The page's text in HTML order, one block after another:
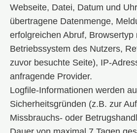
Webseite, Datei, Datum und
übertragene Datenmenge,
erfolgreichen Abruf, Browsertyp
Betriebssystem des Nutzers,
zuvor besuchte Seite), IP-
anfragende Provider.
Logfile-Informationen werden
Sicherheitsgründen (z.B. zur
Missbrauchs- oder